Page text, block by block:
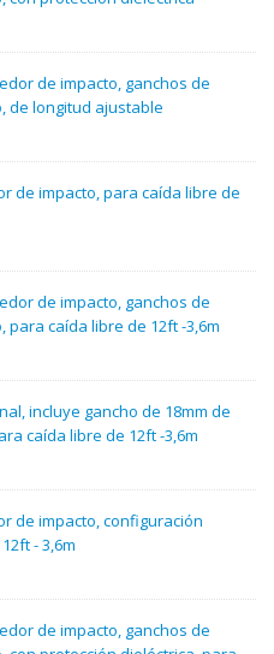
de impacto, ganchos de
de longitud ajustable
de impacto, para caída libre de
de impacto, ganchos de
caída libre de 12ft -3,6m
incluye gancho de 18mm de
caída libre de 12ft -3,6m
de impacto, configuración
- 3,6m
de impacto, ganchos de